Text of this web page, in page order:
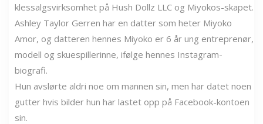
klessalgsvirksomhet på Hush Dollz LLC og Miyokos-skapet.
Ashley Taylor Gerren har en datter som heter Miyoko
Amor, og datteren hennes Miyoko er 6 år ung entreprenør,
modell og skuespillerinne, ifølge hennes Instagram-
biografi.
Hun avslørte aldri noe om mannen sin, men har datet noen
gutter hvis bilder hun har lastet opp på Facebook-kontoen
sin.